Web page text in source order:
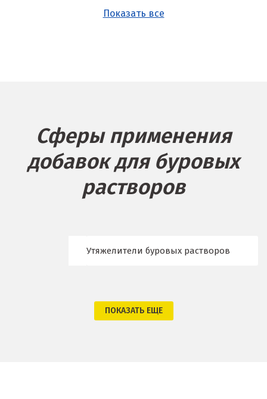
Берёзовский
Бисерть
Верхняя Пышма
Показать все
Сферы применения
добавок для буровых
растворов
Утяжелители буровых растворов
ПОКАЗАТЬ ЕЩЕ